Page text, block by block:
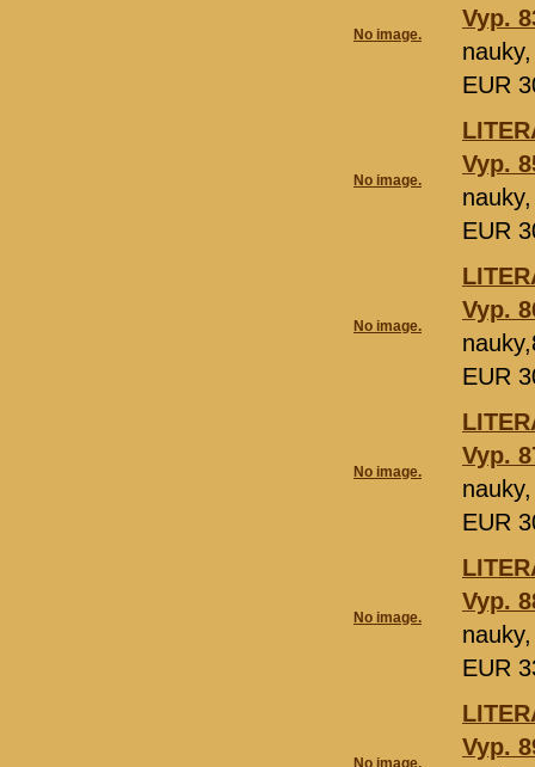
No image.
Vyp.
EUR
No image.
Vyp.
EUR
No image.
Vyp.
EUR
No image.
Vyp.
EUR
No image.
Vyp.
EUR
No image.
Vyp.